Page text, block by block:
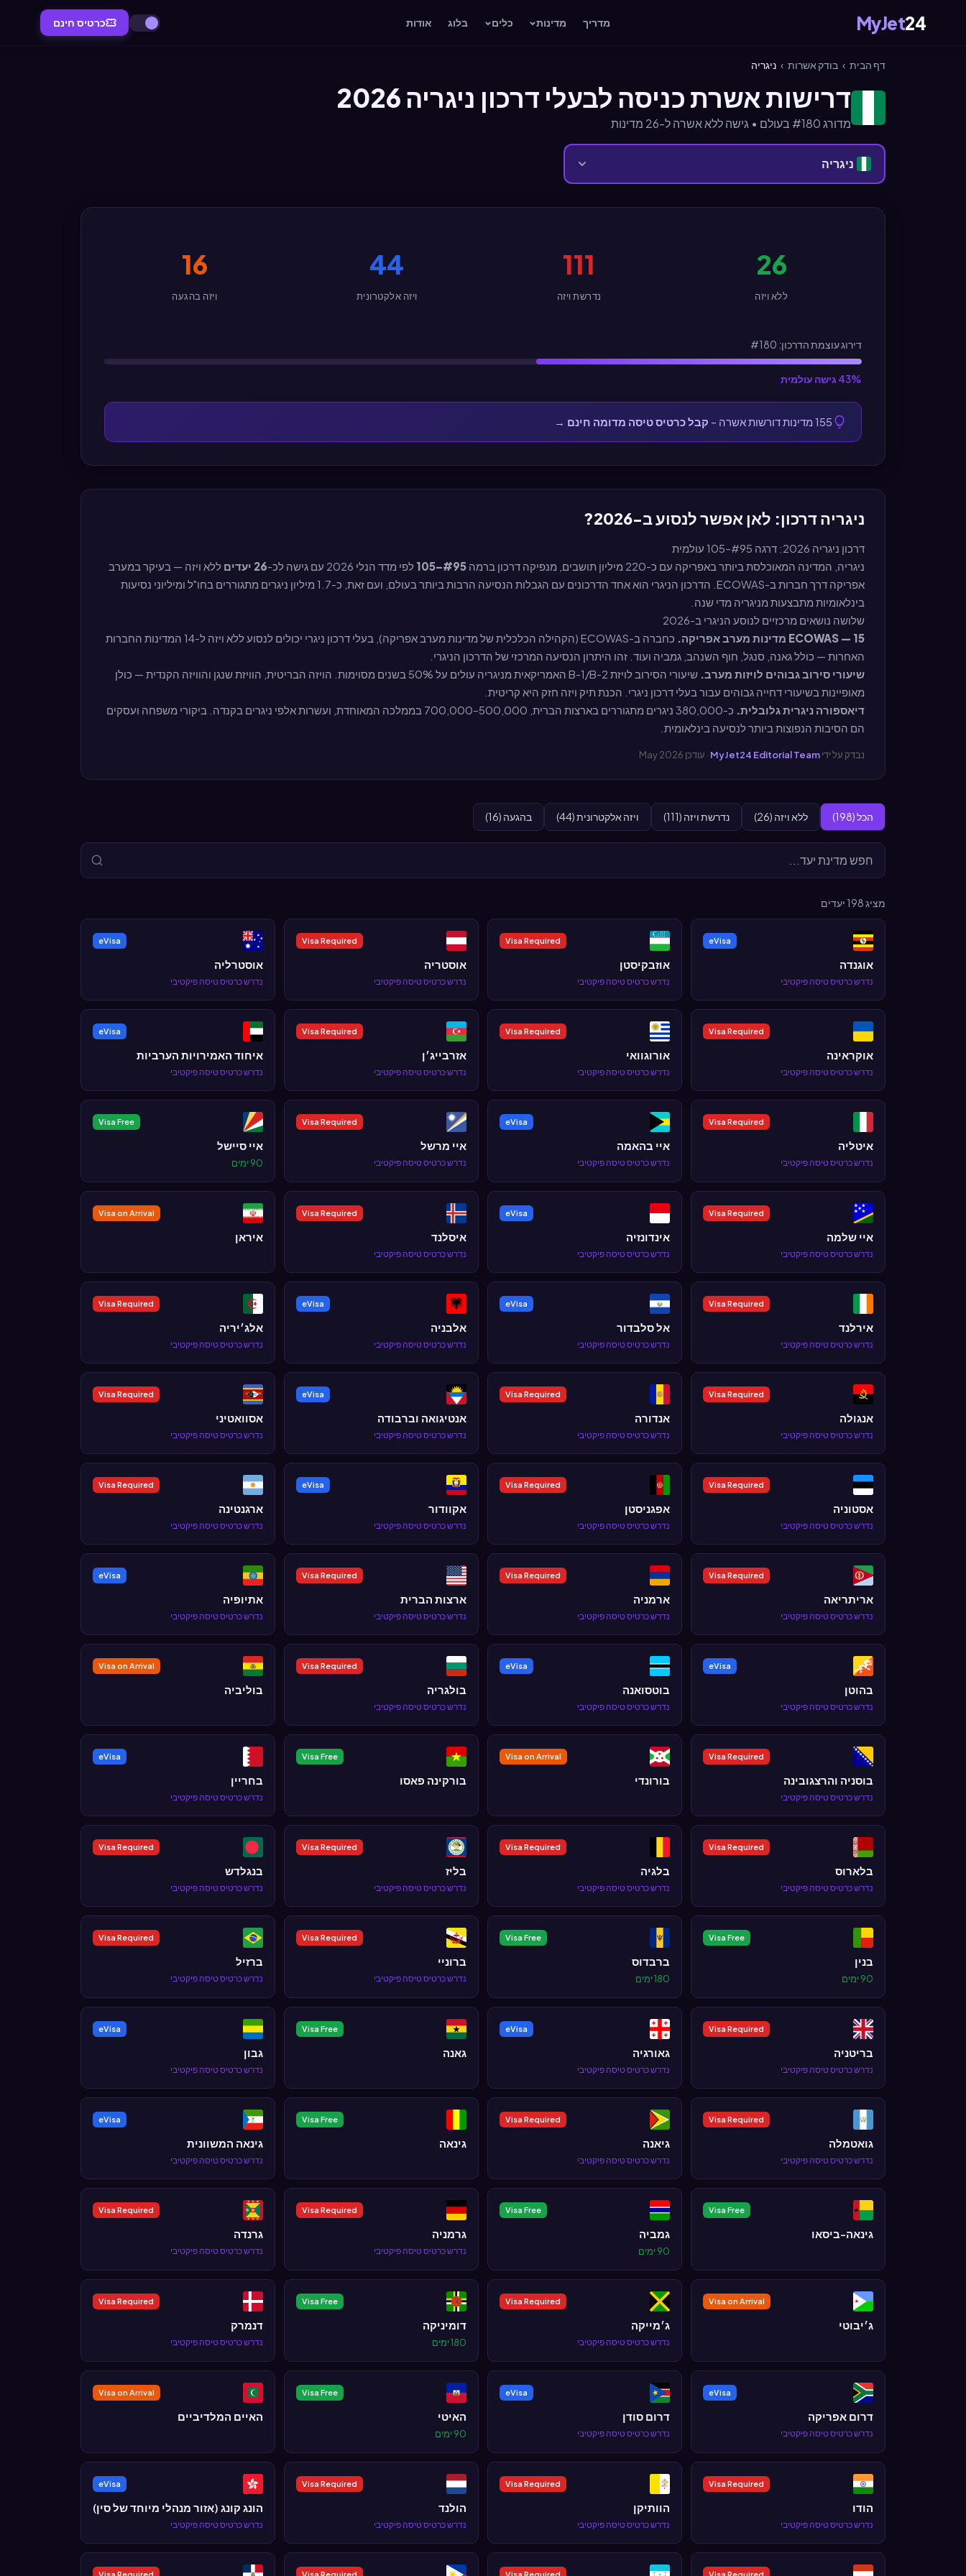
MyJet24 מדריך מדינות כלים בלוג אודות כרטיס חינם
דף הבית › בודק אשרות › ניגריה
דרישות אשרת כניסה לבעלי דרכון ניגריה 2026
מדורג #180 בעולם • גישה ללא אשרה ל-26 מדינות
ניגריה
26
ללא ויזה
111
נדרשת ויזה
44
ויזה אלקטרונית
16
ויזה בהגעה
דירוג עוצמת הדרכון: #180
43% גישה עולמית
155 מדינות דורשות אשרה – קבל כרטיס טיסה מדומה חינם →
ניגריה דרכון: לאן אפשר לנסוע ב-2026?
דרכון ניגריה 2026: דרגה #95–105 עולמית
ניגריה, המדינה המאוכלסת ביותר באפריקה עם כ-220 מיליון תושבים, מנפיקה דרכון ברמה
#95–105 לפי מדד הנלי 2026 עם גישה לכ- 26 יעדים
ללא ויזה — בעיקר במערב
אפריקה דרך חברות ב-ECOWAS. הדרכון הניגרי הוא אחד הדרכונים עם הגבלות הנסיעה הרבות ביותר בעולם, ועם זאת, כ-1.7 מיליון ניגרים מתגוררים בחו"ל ומיליוני נסיעות
בינלאומיות מתבצעות מניגריה מדי שנה.
שלושה נושאים מרכזיים לנוסע הניגרי ב-2026
ECOWAS — 15 מדינות מערב אפריקה.
כחברה ב-ECOWAS (הקהילה הכלכלית של מדינות מערב אפריקה), בעלי דרכון ניגרי יכולים לנסוע ללא ויזה ל-14 המדינות החברות
האחרות — כולל גאנה, סנגל, חוף השנהב, גמביה ועוד. זהו היתרון הנסיעה המרכזי של הדרכון הניגרי.
שיעורי סירוב גבוהים לויזות מערב.
שיעורי הסירוב לויזת B-1/B-2 האמריקאית מניגריה עולים על 50% בשנים מסוימות. הויזה הבריטית, הוויזת שנגן והוויזה הקנדית — כולן
מאופיינות בשיעורי דחייה גבוהים עבור בעלי דרכון ניגרי. הכנת תיק ויזה חזק היא קריטית.
דיאספורה ניגרית גלובלית.
כ-380,000 ניגרים מתגוררים בארצות הברית, 500,000–700,000 בממלכה המאוחדת, ועשרות אלפי ניגרים בקנדה. ביקורי משפחה ועסקים
הם הסיבות הנפוצות ביותר לנסיעה בינלאומית.
נבדק על ידיMyJet24 Editorial Team · עודכן May 2026
הכל (198) ללא ויזה (26) נדרשת ויזה (111) ויזה אלקטרונית (44) בהגעה (16)
מציג198 יעדים
eVisa
אוגנדה
נדרש כרטיס טיסה פיקטיבי
Visa Required
אוזבקיסטן
נדרש כרטיס טיסה פיקטיבי
Visa Required
אוסטריה
נדרש כרטיס טיסה פיקטיבי
eVisa
אוסטרליה
נדרש כרטיס טיסה פיקטיבי
Visa Required
אוקראינה
נדרש כרטיס טיסה פיקטיבי
Visa Required
אורוגוואי
נדרש כרטיס טיסה פיקטיבי
Visa Required
אזרבייג׳ן
נדרש כרטיס טיסה פיקטיבי
eVisa
איחוד האמירויות הערביות
נדרש כרטיס טיסה פיקטיבי
Visa Required
איטליה
נדרש כרטיס טיסה פיקטיבי
eVisa
איי בהאמה
נדרש כרטיס טיסה פיקטיבי
Visa Required
איי מרשל
נדרש כרטיס טיסה פיקטיבי
Visa Free
איי סיישל
90 ימים
Visa Required
איי שלמה
נדרש כרטיס טיסה פיקטיבי
eVisa
אינדונזיה
נדרש כרטיס טיסה פיקטיבי
Visa Required
איסלנד
נדרש כרטיס טיסה פיקטיבי
Visa on Arrival
איראן
Visa Required
אירלנד
נדרש כרטיס טיסה פיקטיבי
eVisa
אל סלבדור
נדרש כרטיס טיסה פיקטיבי
eVisa
אלבניה
נדרש כרטיס טיסה פיקטיבי
Visa Required
אלג׳יריה
נדרש כרטיס טיסה פיקטיבי
Visa Required
אנגולה
נדרש כרטיס טיסה פיקטיבי
Visa Required
אנדורה
נדרש כרטיס טיסה פיקטיבי
eVisa
אנטיגואה וברבודה
נדרש כרטיס טיסה פיקטיבי
Visa Required
אסוואטיני
נדרש כרטיס טיסה פיקטיבי
Visa Required
אסטוניה
נדרש כרטיס טיסה פיקטיבי
Visa Required
אפגניסטן
נדרש כרטיס טיסה פיקטיבי
eVisa
אקוודור
נדרש כרטיס טיסה פיקטיבי
Visa Required
ארגנטינה
נדרש כרטיס טיסה פיקטיבי
Visa Required
אריתריאה
נדרש כרטיס טיסה פיקטיבי
Visa Required
ארמניה
נדרש כרטיס טיסה פיקטיבי
Visa Required
ארצות הברית
נדרש כרטיס טיסה פיקטיבי
eVisa
אתיופיה
נדרש כרטיס טיסה פיקטיבי
eVisa
בהוטן
נדרש כרטיס טיסה פיקטיבי
eVisa
בוטסואנה
נדרש כרטיס טיסה פיקטיבי
Visa Required
בולגריה
נדרש כרטיס טיסה פיקטיבי
Visa on Arrival
בוליביה
Visa Required
בוסניה והרצגובינה
נדרש כרטיס טיסה פיקטיבי
Visa on Arrival
בורונדי
Visa Free
בורקינה פאסו
eVisa
בחריין
נדרש כרטיס טיסה פיקטיבי
Visa Required
בלארוס
נדרש כרטיס טיסה פיקטיבי
Visa Required
בלגיה
נדרש כרטיס טיסה פיקטיבי
Visa Required
בליז
נדרש כרטיס טיסה פיקטיבי
Visa Required
בנגלדש
נדרש כרטיס טיסה פיקטיבי
Visa Free
בנין
90 ימים
Visa Free
ברבדוס
180 ימים
Visa Required
ברוניי
נדרש כרטיס טיסה פיקטיבי
Visa Required
ברזיל
נדרש כרטיס טיסה פיקטיבי
Visa Required
בריטניה
נדרש כרטיס טיסה פיקטיבי
eVisa
גאורגיה
נדרש כרטיס טיסה פיקטיבי
Visa Free
גאנה
eVisa
גבון
נדרש כרטיס טיסה פיקטיבי
Visa Required
גואטמלה
נדרש כרטיס טיסה פיקטיבי
Visa Required
גיאנה
נדרש כרטיס טיסה פיקטיבי
Visa Free
גינאה
eVisa
גינאה המשוונית
נדרש כרטיס טיסה פיקטיבי
Visa Free
גינאה-ביסאו
Visa Free
גמביה
90 ימים
Visa Required
גרמניה
נדרש כרטיס טיסה פיקטיבי
Visa Required
גרנדה
נדרש כרטיס טיסה פיקטיבי
Visa on Arrival
ג׳יבוטי
Visa Required
ג׳מייקה
נדרש כרטיס טיסה פיקטיבי
Visa Free
דומיניקה
180 ימים
Visa Required
דנמרק
נדרש כרטיס טיסה פיקטיבי
eVisa
דרום אפריקה
נדרש כרטיס טיסה פיקטיבי
eVisa
דרום סודן
נדרש כרטיס טיסה פיקטיבי
Visa Free
האיטי
90 ימים
Visa on Arrival
האיים המלדיביים
Visa Required
הודו
נדרש כרטיס טיסה פיקטיבי
Visa Required
הוותיקן
נדרש כרטיס טיסה פיקטיבי
Visa Required
הולנד
נדרש כרטיס טיסה פיקטיבי
eVisa
הונג קונג (אזור מנהלי מיוחד של סין)
נדרש כרטיס טיסה פיקטיבי